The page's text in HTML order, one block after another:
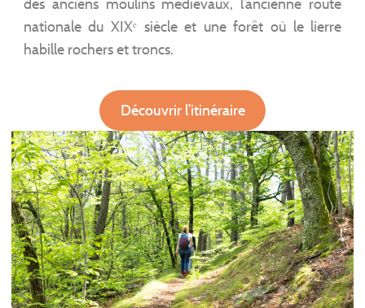
des anciens moulins médiévaux, l’ancienne route
nationale du XIXᵉ siècle et une forêt où le lierre
habille rochers et troncs.
Découvrir l’itinéraire